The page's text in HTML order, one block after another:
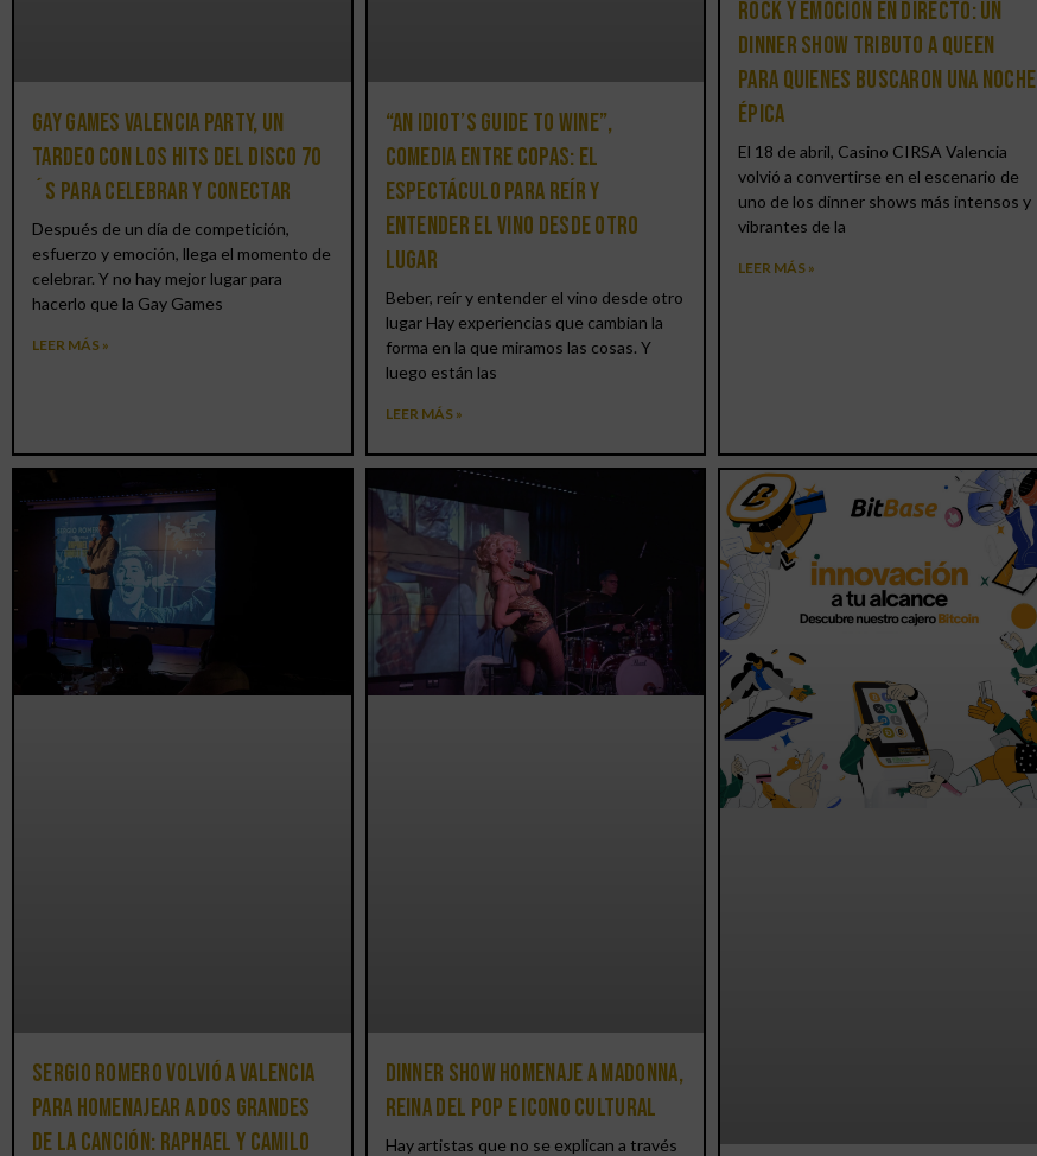
Gay Games Valencia Party, un
tardeo con los hits del DISCO 70
´S para celebrar y conectar
Después de un día de competición,
esfuerzo y emoción, llega el momento de
celebrar. Y no hay mejor lugar para
hacerlo que la Gay Games
LEER MÁS »
“An Idiot’s Guide to Wine”,
comedia entre copas: el
espectáculo para reír y
entender el vino desde otro
lugar
Beber, reír y entender el vino desde otro
lugar Hay experiencias que cambian la
forma en la que miramos las cosas. Y
luego están las
LEER MÁS »
Rock y emoción en directo: un
Dinner Show Tributo a Queen
para quienes buscaron una noche
épica
El 18 de abril, Casino CIRSA Valencia
volvió a convertirse en el escenario de
uno de los dinner shows más intensos y
vibrantes de la
LEER MÁS »
Sergio Romero volvió a Valencia
para homenajear a dos grandes
de la canción: Raphael y Camilo
Dinner Show homenaje a Madonna,
reina del pop e icono cultural
Hay artistas que no se explican a través